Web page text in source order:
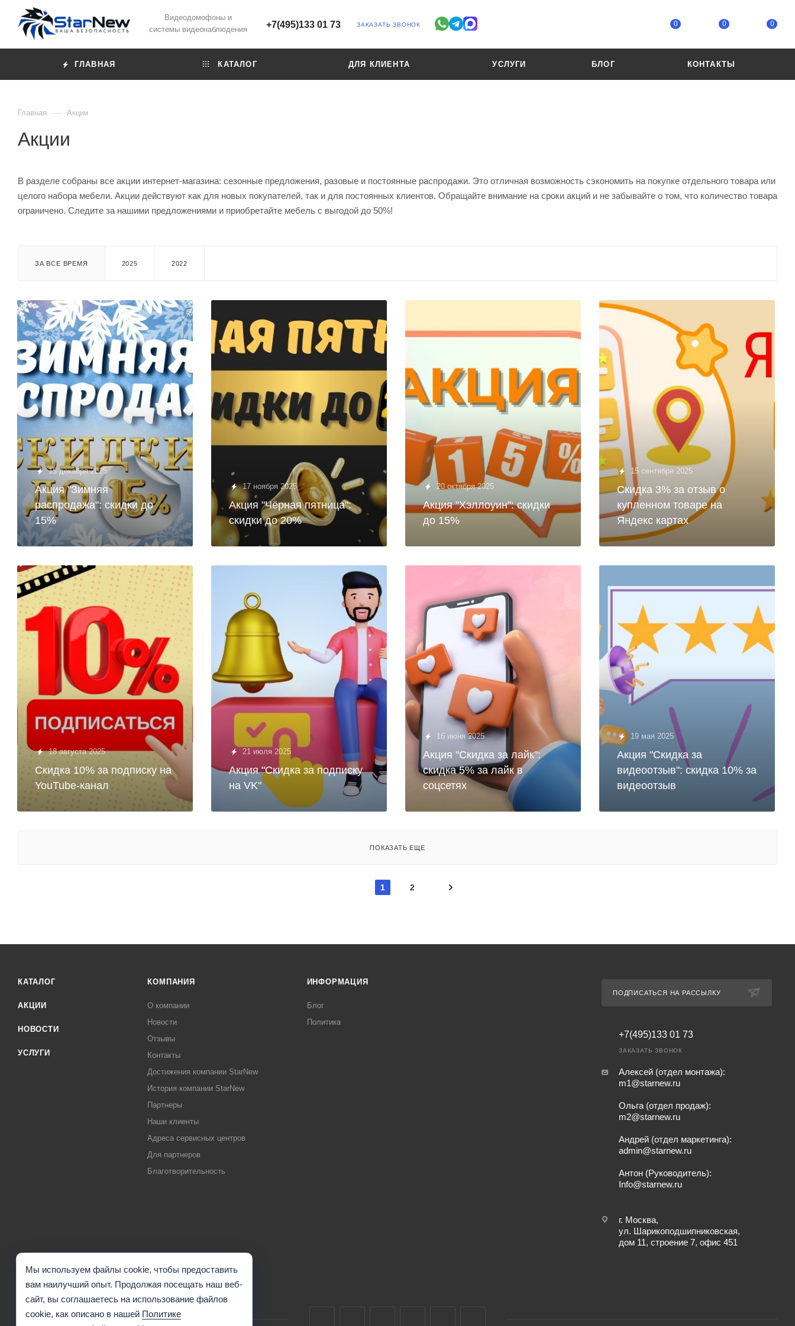
Видеодомофоны и
системы видеонаблюдения
+7(495)133 01 73 ЗАКАЗАТЬ ЗВОНОК 0 0 0
ГЛАВНАЯ КАТАЛОГ ДЛЯ КЛИЕНТА УСЛУГИ БЛОГ КОНТАКТЫ
Главная — Акции
Акции
В разделе собраны все акции интернет-магазина: сезонные предложения, разовые и постоянные распродажи. Это отличная возможность сэкономить на покупке отдельного товара или
целого набора мебели. Акции действуют как для новых покупателей, так и для постоянных клиентов. Обращайте внимание на сроки акций и не забывайте о том, что количество товара
ограничено. Следите за нашими предложениями и приобретайте мебель с выгодой до 50%!
ЗА ВСЕ ВРЕМЯ 2025 2022
15 декабря 2025
Акция "Зимняя
распродажа": скидки до
15%
17 ноября 2025
Акция "Чёрная пятница":
скидки до 20%
20 октября 2025
Акция "Хэллоуин": скидки
до 15%
15 сентября 2025
Скидка 3% за отзыв о
купленном товаре на
Яндекс картах
18 августа 2025
Скидка 10% за подписку на
YouTube-канал
21 июля 2025
Акция "Скидка за подписку
на VK"
16 июня 2025
Акция "Скидка за лайк":
скидка 5% за лайк в
соцсетях
19 мая 2025
Акция "Скидка за
видеоотзыв": скидка 10% за
видеоотзыв
ПОКАЗАТЬ ЕЩЕ
1 2
КАТАЛОГ
АКЦИИ
НОВОСТИ
УСЛУГИ
КОМПАНИЯ
О компании
Новости
Отзывы
Контакты
Достижения компании StarNew
История компании StarNew
Партнеры
Наши клиенты
Адреса сервисных центров
Для партнеров
Благотворительность
ИНФОРМАЦИЯ
Блог
Политика
ПОДПИСАТЬСЯ НА РАССЫЛКУ
+7(495)133 01 73
ЗАКАЗАТЬ ЗВОНОК
Алексей (отдел монтажа):
m1@starnew.ru
Ольга (отдел продаж):
m2@starnew.ru
Андрей (отдел маркетинга):
admin@starnew.ru
Антон (Руководитель):
Info@starnew.ru
г. Москва,
ул. Шарикоподшипниковская,
дом 11, строение 7, офис 451
Мы используем файлы cookie, чтобы предоставить
вам наилучший опыт. Продолжая посещать наш веб-
сайт, вы соглашаетесь на использование файлов
cookie, как описано в нашей Политике